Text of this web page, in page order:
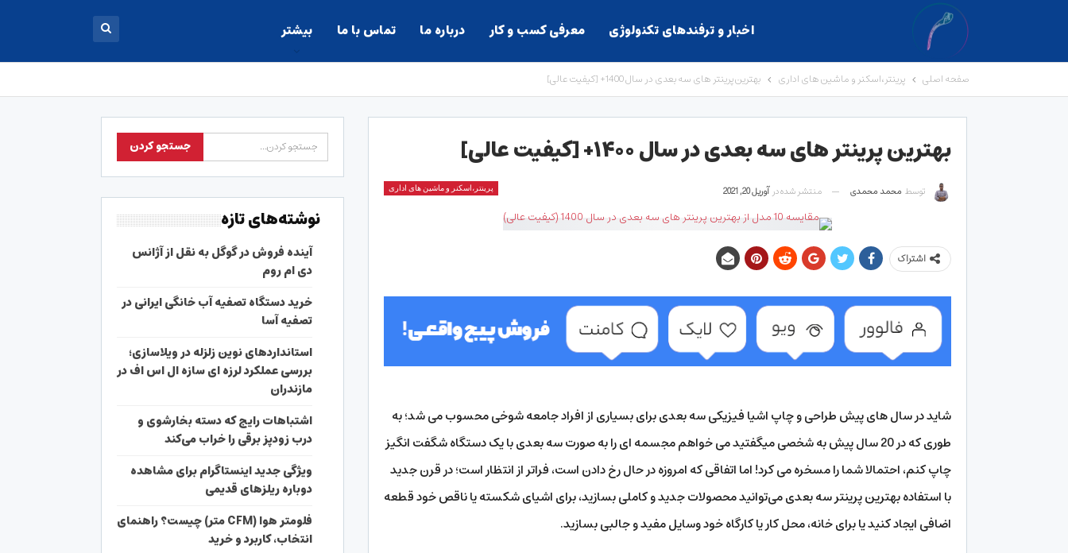
اخبار و ترفندهای تکنولوژی معرفی کسب و کار درباره ما تماس با ما بیشتر
صفحه اصلی پرینتر،اسکنر و ماشین های اداری بهترین پرینتر های سه بعدی در سال 1400+ [کیفیت عالی]
بهترین پرینتر های سه بعدی در سال ۱۴۰۰+ [کیفیت عالی]
پرینتر،اسکنر و ماشین های اداری توسط محمد محمدی منتشر شده در آوریل 20, 2021
اشتراک
شاید در سال های پیش طراحی و چاپ اشیا فیزیکی سه بعدی برای بسیاری از افراد جامعه شوخی محسوب می شد؛ به
طوری که در 20 سال پیش به شخصی میگفتید می خواهم مجسمه ای را به صورت سه بعدی با یک دستگاه شگفت انگیز
چاپ کنم، احتمالا شما را مسخره می کرد! اما اتفاقی که امروزه در حال رخ دادن است،‌ فراتر از انتظار است؛ در قرن جدید
با استفاده بهترین پرینتر سه بعدی می‌توانید محصولات جدید و کاملی بسازید، برای اشیای شکسته یا ناقص خود قطعه
اضافی ایجاد کنید یا برای خانه، محل کار یا کارگاه خود وسایل مفید و جالبی بسازید.
نوشته‌های تازه
آینده فروش در گوگل به نقل از آژانس
دی ام روم
خرید دستگاه تصفیه آب خانگی ایرانی در
تصفیه آسا
استانداردهای نوین زلزله در ویلاسازی؛
بررسی عملکرد لرزه ای سازه ال اس اف در
مازندران
اشتباهات رایج که دسته بخارشوی و
درب زودپز برقی را خراب می‌کند
ویژگی جدید اینستاگرام برای مشاهده
دوباره ریلزهای قدیمی
فلومتر هوا (CFM متر) چیست؟ راهنمای
انتخاب، کاربرد و خرید